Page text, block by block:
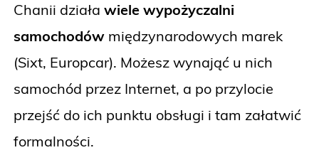
Chanii działa wiele wypożyczalni
samochodów międzynarodowych marek
(Sixt, Europcar). Możesz wynająć u nich
samochód przez Internet, a po przylocie
przejść do ich punktu obsługi i tam załatwić
formalności.